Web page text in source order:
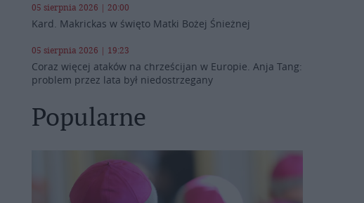
05 sierpnia 2026 | 20:00
Kard. Makrickas w święto Matki Bożej Śnieżnej
05 sierpnia 2026 | 19:23
Coraz więcej ataków na chrześcijan w Europie. Anja Tang:
problem przez lata był niedostrzegany
Popularne